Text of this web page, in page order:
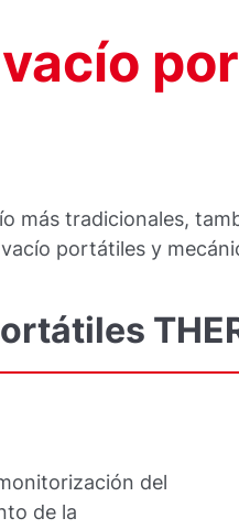
más tradicionales,
portátiles y
del
de la